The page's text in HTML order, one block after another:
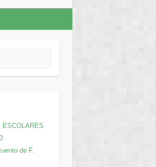
ESCOLARES
de F.